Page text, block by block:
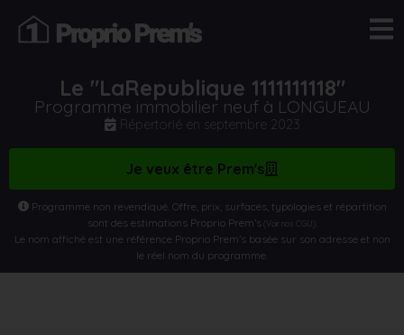
Le "LaRepublique 1111111118"
Programme immobilier neuf à LONGUEAU
Répertorié en septembre 2023
Je veux être Prem's
Programme non revendiqué. Offre, prix, surfaces, typologies et répartition
sont des estimations Proprio Prem’s(Voir nos CGU)
Le nom affiché est une référence Proprio Prem’s basée sur son adresse et non
le réel nom du programme.